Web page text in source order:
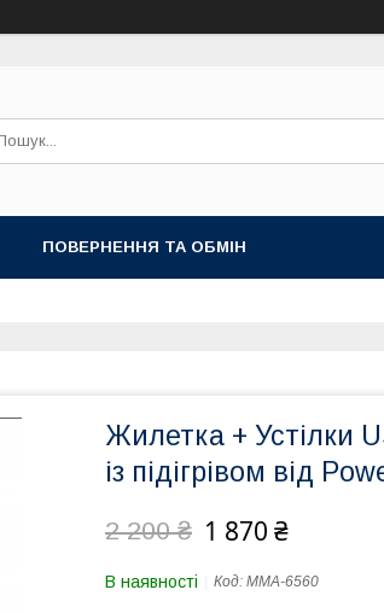
ПОВЕРНЕННЯ ТА ОБМІН
Жилетка + Устілки
із підігрівом від
2 200 ₴ 1 870 ₴
В наявності Код: ММА-6560